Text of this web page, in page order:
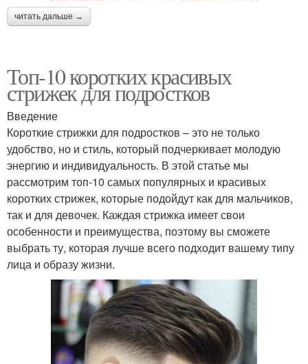
читать дальше →
Топ-10 коротких красивых
стрижек для подростков
Введение
Короткие стрижки для подростков – это не только
удобство, но и стиль, который подчеркивает молодую
энергию и индивидуальность. В этой статье мы
рассмотрим топ-10 самых популярных и красивых
коротких стрижек, которые подойдут как для мальчиков,
так и для девочек. Каждая стрижка имеет свои
особенности и преимущества, поэтому вы сможете
выбрать ту, которая лучше всего подходит вашему типу
лица и образу жизни.